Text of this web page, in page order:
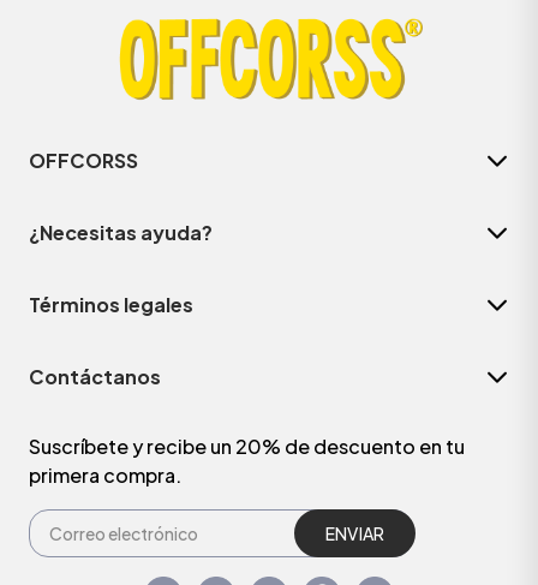
OFFCORSS
¿Necesitas ayuda?
Términos legales
Contáctanos
Suscríbete y recibe un 20% de descuento en tu
primera compra.
ENVIAR